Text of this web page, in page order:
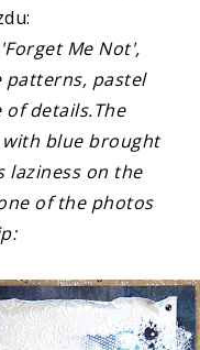
Me Not',
patterns, pastel
of details.The
blue brought
laziness on the
of the photos